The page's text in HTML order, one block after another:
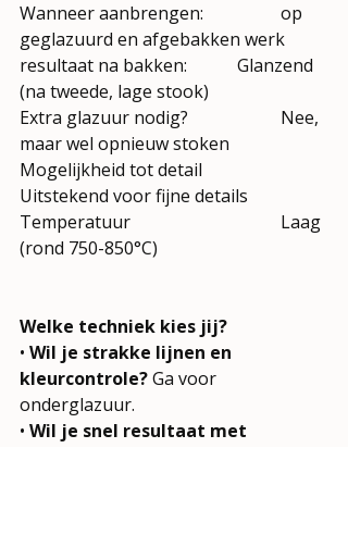
Wanneer aanbrengen:		op
geglazuurd en afgebakken werk
resultaat na bakken:		Glanzend
(na tweede, lage stook)
Extra glazuur nodig?
Nee,
maar wel opnieuw stoken
Mogelijkheid tot detail
Uitstekend voor fijne details
Laag
(rond 750-850°C)
Welke techniek kies jij?
• Wil je strakke lijnen en
kleurcontrole? Ga voor
onderglazuur.
• Wil je snel resultaat met